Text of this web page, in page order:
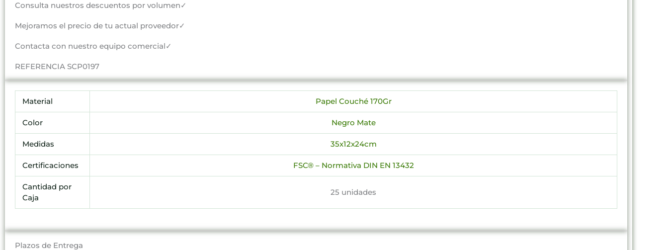
Consulta nuestros descuentos por volumen✓
Mejoramos el precio de tu actual proveedor✓
Contacta con nuestro equipo comercial✓
REFERENCIA SCP0197
Material Papel Couché 170Gr
Color Negro Mate
Medidas 35x12x24cm
Certificaciones FSC® – Normativa DIN EN 13432
Cantidad por
Caja
25 unidades
Plazos de Entrega